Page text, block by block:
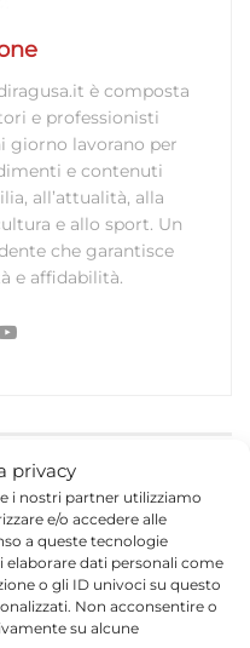
privacy
i nostri partner utilizziamo
e/o accedere alle
a queste tecnologie
dati personali come
o gli ID univoci su questo
Non acconsentire o
su alcune
è composta
e professionisti
giorno lavorano per
e contenuti
all’attualità, alla
e allo sport. Un
che garantisce
e affidabilità.
I campi
*